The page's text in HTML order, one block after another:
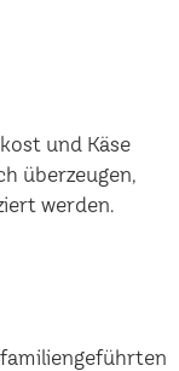
und Käse
überzeugen,
werden.